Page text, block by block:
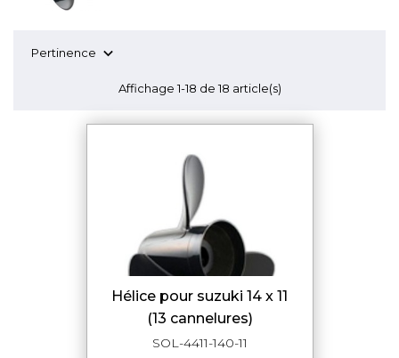
Pertinence 
Affichage 1-18 de 18 article(s)
hélice pour suzuki 14 x 11
(13 cannelures)
SOL-4411-140-11